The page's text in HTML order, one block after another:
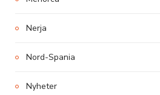
Nerja
Nord-Spania
Nyheter